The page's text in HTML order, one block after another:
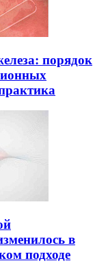
порядок
в
подходе